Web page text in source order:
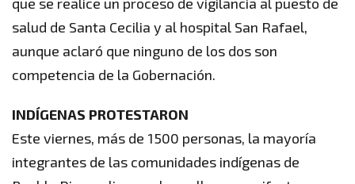
salud de Santa Cecilia y al hospital San Rafael,
aunque aclaró que ninguno de los dos son
competencia de la Gobernación.
INDÍGENAS PROTESTARON
Este viernes, más de 1500 personas, la mayoría
integrantes de las comunidades indígenas de